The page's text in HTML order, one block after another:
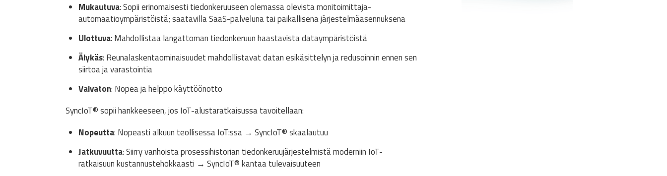
Mukautuva: Sopii erinomaisesti tiedonkeruuseen olemassa olevista monitoimittaja-
automaatioympäristöistä; saatavilla SaaS-palveluna tai paikallisena järjestelmäasennuksena
Ulottuva: Mahdollistaa langattoman tiedonkeruun haastavista dataympäristöistä
Älykäs: Reunalaskentaominaisuudet mahdollistavat datan esikäsittelyn ja redusoinnin ennen sen
siirtoa ja varastointia
Vaivaton: Nopea ja helppo käyttöönotto
SyncIoT®sopii hankkeeseen, jos IoT-alustaratkaisussa tavoitellaan:
Nopeutta: Nopeasti alkuun teollisessa IoT:ssa → SyncIoT®skaalautuu
Jatkuvuutta: Siirry vanhoista prosessihistorian tiedonkeruujärjestelmistä moderniin IoT-
ratkaisuun kustannustehokkaasti → SyncIoT®kantaa tulevaisuuteen